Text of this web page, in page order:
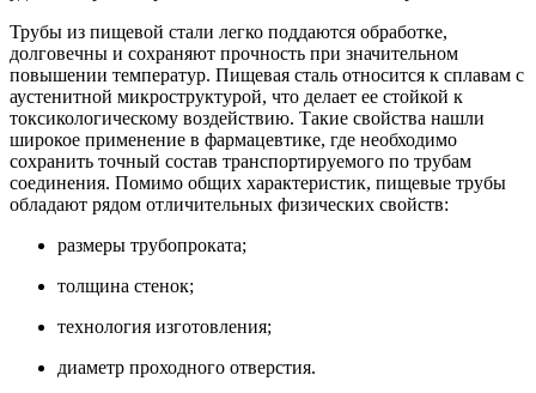
Трубы из пищевой стали легко поддаются обработке,
долговечны и сохраняют прочность при значительном
повышении температур. Пищевая сталь относится к сплавам с
аустенитной микроструктурой, что делает ее стойкой к
токсикологическому воздействию. Такие свойства нашли
широкое применение в фармацевтике, где необходимо
сохранить точный состав транспортируемого по трубам
соединения. Помимо общих характеристик, пищевые трубы
обладают рядом отличительных физических свойств:
размеры трубопроката;
толщина стенок;
технология изготовления;
диаметр проходного отверстия.